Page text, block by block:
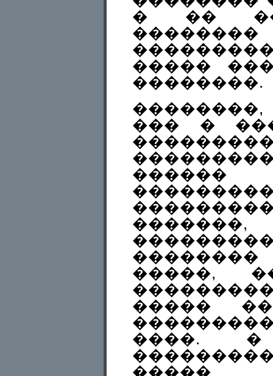
� �� ��
�����
��������.
��� �
������
�����,
�����
����.
�����